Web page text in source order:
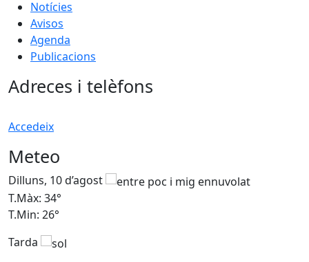
Notícies
Avisos
Agenda
Publicacions
Adreces i telèfons
Accedeix
Meteo
Dilluns, 10 d’agost
T.Màx: 34°
T.Min: 26°
Tarda